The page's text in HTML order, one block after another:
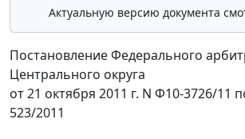
Актуальную версию документа
Постановление Федерального
Центрального округа
от 21 октября 2011 г. N Ф10-3726/11
523/2011